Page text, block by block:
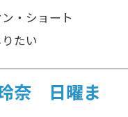
・ショート
たい
奈 日曜ま